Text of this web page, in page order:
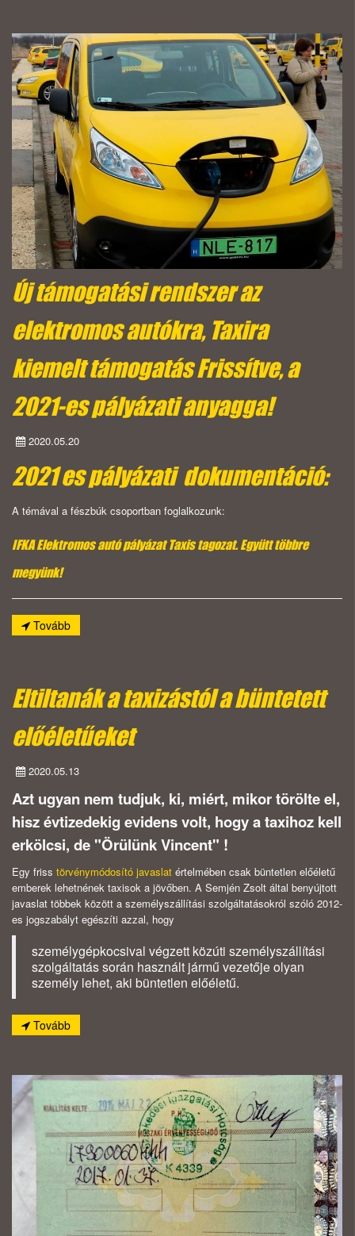
Új támogatási rendszer az
elektromos autókra, Taxira
kiemelt támogatás Frissítve, a
2021-es pályázati anyagga!
2020.05.20
2021 es pályázati dokumentáció:
A témával a fészbúk csoportban foglalkozunk:
IFKA Elektromos autó pályázat Taxis tagozat. Együtt többre
megyünk!
Tovább
Eltiltanák a taxizástól a büntetett
előéletűeket
2020.05.13
Azt ugyan nem tudjuk, ki, miért, mikor törölte el,
hisz évtizedekig evidens volt, hogy a taxihoz kell
erkölcsi, de "Örülünk Vincent" !
Egy friss törvénymódosító javaslat értelmében csak büntetlen előéletű
emberek lehetnének taxisok a jövőben. A Semjén Zsolt által benyújtott
javaslat többek között a személyszállítási szolgáltatásokról szóló 2012-
es jogszabályt egészíti azzal, hogy
személygépkocsival végzett közúti személyszállítási
szolgáltatás során használt jármű vezetője olyan
személy lehet, aki büntetlen előéletű.
Tovább